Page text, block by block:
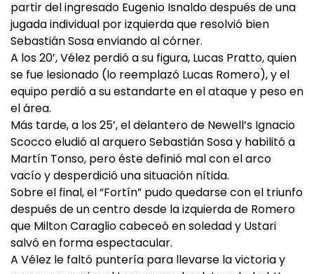
partir del ingresado Eugenio Isnaldo después de una
jugada individual por izquierda que resolvió bien
Sebastián Sosa enviando al córner.
A los 20’, Vélez perdió a su figura, Lucas Pratto, quien
se fue lesionado (lo reemplazó Lucas Romero), y el
equipo perdió a su estandarte en el ataque y peso en
el área.
Más tarde, a los 25’, el delantero de Newell’s Ignacio
Scocco eludió al arquero Sebastián Sosa y habilitó a
Martín Tonso, pero éste definió mal con el arco
vacío y desperdició una situación nítida.
Sobre el final, el “Fortín” pudo quedarse con el triunfo
después de un centro desde la izquierda de Romero
que Milton Caraglio cabeceó en soledad y Ustari
salvó en forma espectacular.
A Vélez le faltó puntería para llevarse la victoria y